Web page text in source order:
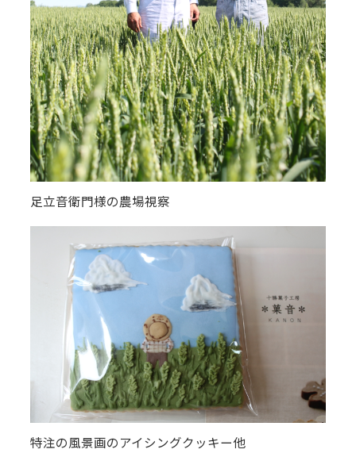
足立音衛門様の農場視察
特注の風景画のアイシングクッキー他